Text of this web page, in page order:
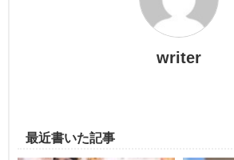
ヒカキンが那須川天心にボコ
その試合では、ヒカキンは手も足も出
writer
最近書いた記事